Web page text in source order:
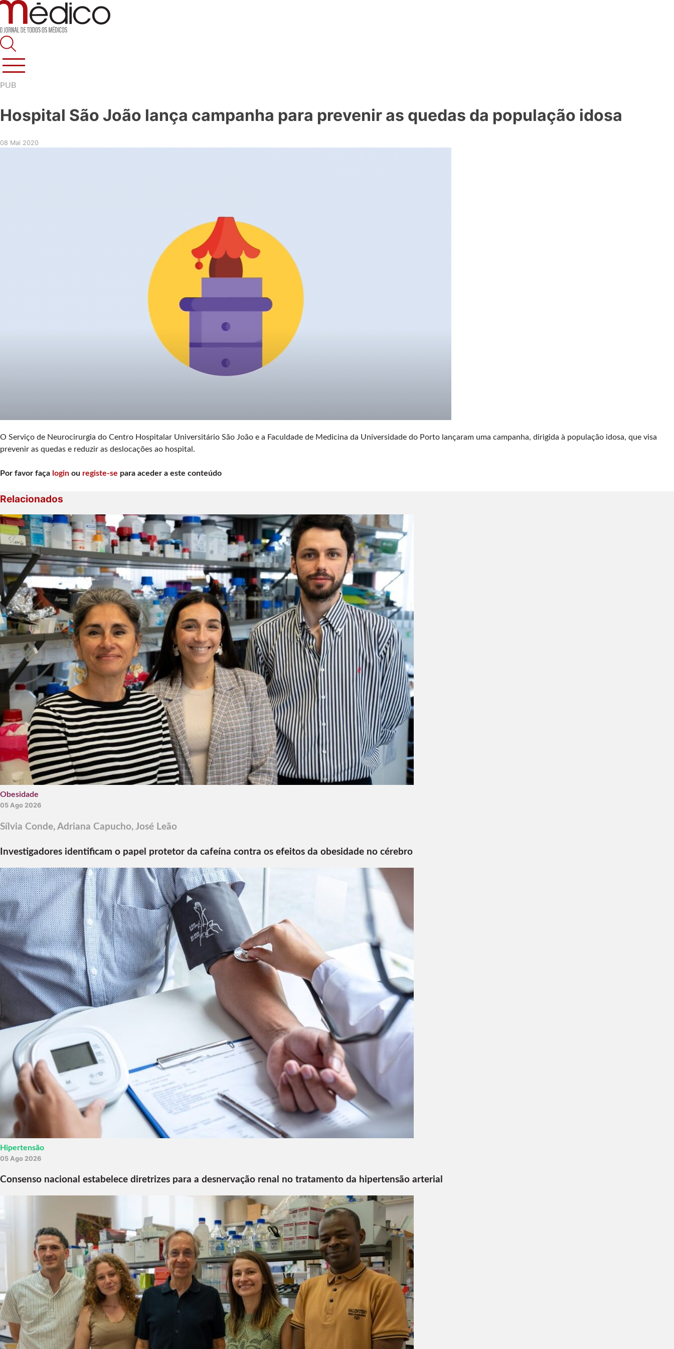
Skip
content
Jornal Médico
Médico – O Jornal de Todos os Médicos. Onde as notícias realmente contam! Tudo o que se passa na Saúde!
PUB
Hospital São João lança campanha para prevenir as quedas da população idosa
08 Mai 2020
O Serviço de Neurocirurgia do Centro Hospitalar Universitário São João e a Faculdade de Medicina da Universidade do Porto lançaram uma campanha, dirigida à população idosa, que visa
prevenir as quedas e reduzir as deslocações ao hospital.
Por favor faça login ou registe-se para aceder a este conteúdo
Relacionados
Obesidade
05 Ago 2026
Sílvia Conde, Adriana Capucho, José Leão
Investigadores identificam o papel protetor da cafeína contra os efeitos da obesidade no cérebro
Hipertensão
05 Ago 2026
Consenso nacional estabelece diretrizes para a desnervação renal no tratamento da hipertensão arterial